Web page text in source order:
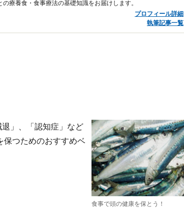
療養食・食事療法の基礎知識をお届けします。
プロフィール詳細
執筆記事一覧
食事で頭の健康を保とう！
」、「認知症」など
保つためのおすすめベ